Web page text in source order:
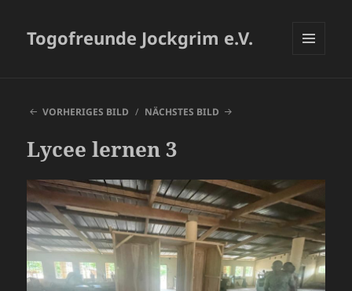
Togofreunde Jockgrim e.V.
VORHERIGES BILD
NÄCHSTES BILD
Lycee lernen 3